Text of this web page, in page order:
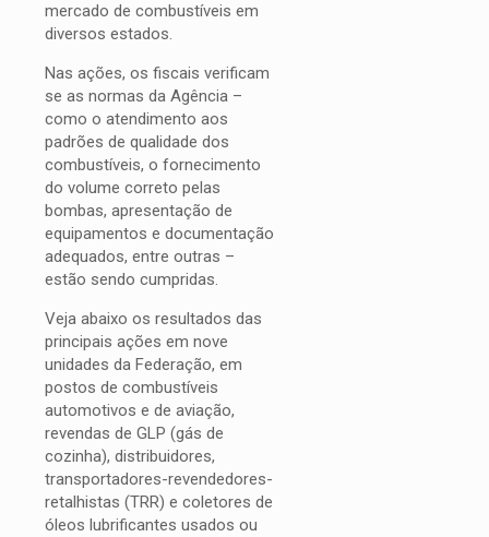
mercado de combustíveis em
diversos estados.
Nas ações, os fiscais verificam
se as normas da Agência –
como o atendimento aos
padrões de qualidade dos
combustíveis, o fornecimento
do volume correto pelas
bombas, apresentação de
equipamentos e documentação
adequados, entre outras –
estão sendo cumpridas.
Veja abaixo os resultados das
principais ações em nove
unidades da Federação, em
postos de combustíveis
automotivos e de aviação,
revendas de GLP (gás de
cozinha), distribuidores,
transportadores-revendedores-
retalhistas (TRR) e coletores de
óleos lubrificantes usados ou